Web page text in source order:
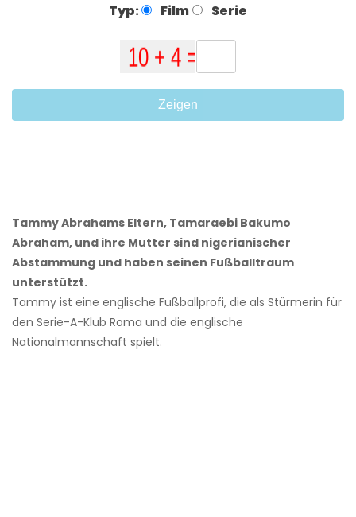
Typ: Film Serie
Zeigen
Tammy Abrahams Eltern, Tamaraebi Bakumo
Abraham, und ihre Mutter sind nigerianischer
Abstammung und haben seinen Fußballtraum
unterstützt.
Tammy ist eine englische Fußballprofi, die als Stürmerin für
den Serie-A-Klub Roma und die englische
Nationalmannschaft spielt.